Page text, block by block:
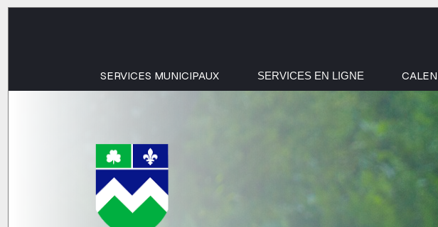
SERVICES MUNICIPAUX SERVICES EN LIGNE